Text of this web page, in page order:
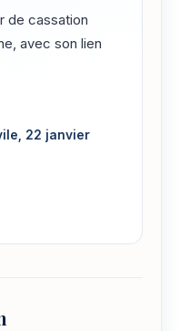
de cassation
avec son lien
22 janvier